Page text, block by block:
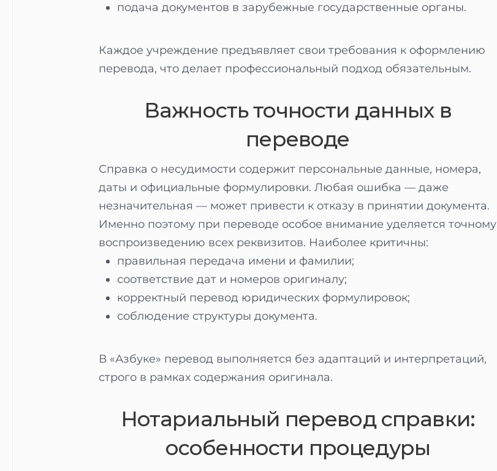
подача документов в зарубежные государственные органы.
Каждое учреждение предъявляет свои требования к оформлению
перевода, что делает профессиональный подход обязательным.
Важность точности данных в
переводе
Справка о несудимости содержит персональные данные, номера,
даты и официальные формулировки. Любая ошибка — даже
незначительная — может привести к отказу в принятии документа.
Именно поэтому при переводе особое внимание уделяется точному
воспроизведению всех реквизитов. Наиболее критичны:
правильная передача имени и фамилии;
соответствие дат и номеров оригиналу;
корректный перевод юридических формулировок;
соблюдение структуры документа.
В «Азбуке» перевод выполняется без адаптаций и интерпретаций,
строго в рамках содержания оригинала.
Нотариальный перевод справки:
особенности процедуры